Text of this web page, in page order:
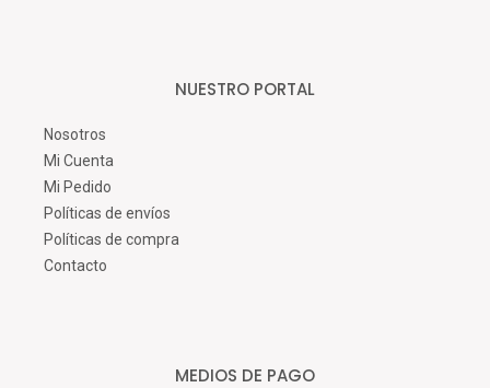
NUESTRO PORTAL
Nosotros
Mi Cuenta
Mi Pedido
Políticas de envíos
Políticas de compra
Contacto
MEDIOS DE PAGO